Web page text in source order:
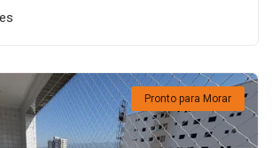
Pronto para Morar